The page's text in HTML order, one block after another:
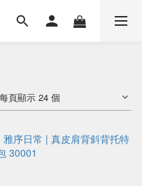
每頁顯示 24 個